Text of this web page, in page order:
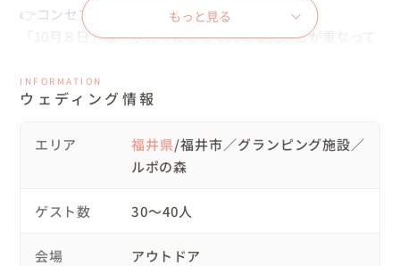
👉コンセプトや大切にしたこと
「10月８日」は、ふたりにとって大切な記念日が重なって
新婦様の誕生日、プロポーズ記念日…なので、
結婚式も10月８日に行い、さらに記念となる特別な日にし
という想いから
”ウェディングトリップ”にしました💒
もっと見る
INFORMATION
ウェディング情報
エリア 福井県/福井市／グランピング施設／
ルポの森
ゲスト数 30〜40人
会場 アウトドア